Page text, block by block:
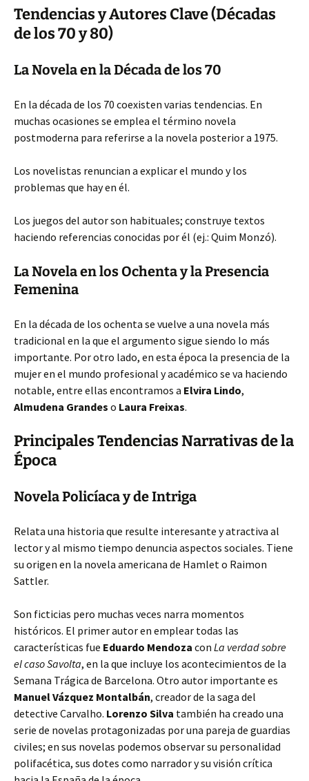
Tendencias y Autores Clave (Décadas
de los 70 y 80)
La Novela en la Década de los 70
En la década de los 70 coexisten varias tendencias. En
muchas ocasiones se emplea el término novela
postmoderna para referirse a la novela posterior a 1975.
Los novelistas renuncian a explicar el mundo y los
problemas que hay en él.
Los juegos del autor son habituales; construye textos
haciendo referencias conocidas por él (ej.: Quim Monzó).
La Novela en los Ochenta y la Presencia
Femenina
En la década de los ochenta se vuelve a una novela más
tradicional en la que el argumento sigue siendo lo más
importante. Por otro lado, en esta época la presencia de la
mujer en el mundo profesional y académico se va haciendo
notable, entre ellas encontramos a Elvira Lindo,
Almudena Grandes o Laura Freixas.
Principales Tendencias Narrativas de la
Época
Novela Policíaca y de Intriga
Relata una historia que resulte interesante y atractiva al
lector y al mismo tiempo denuncia aspectos sociales. Tiene
su origen en la novela americana de Hamlet o Raimon
Sattler.
Son ficticias pero muchas veces narra momentos
históricos. El primer autor en emplear todas las
características fue Eduardo Mendoza con La verdad sobre
el caso Savolta, en la que incluye los acontecimientos de la
Semana Trágica de Barcelona. Otro autor importante es
Manuel Vázquez Montalbán, creador de la saga del
detective Carvalho. Lorenzo Silva también ha creado una
serie de novelas protagonizadas por una pareja de guardias
civiles; en sus novelas podemos observar su personalidad
polifacética, sus dotes como narrador y su visión crítica